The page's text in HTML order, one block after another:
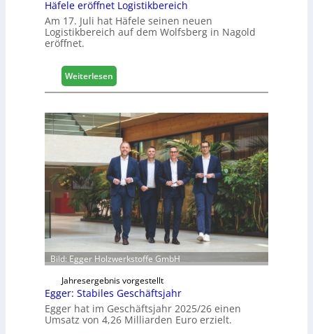
a
i
r
s
i
c
h
Häfele eröffnet Logistikbereich
Am 17. Juli hat Häfele seinen neuen
Logistikbereich auf dem Wolfsberg in Nagold
eröffnet.
Weiterlesen
H
f
e
l
e
e
r
ö
f
n
e
t
L
i
Bild: Egger Holzwerkstoffe GmbH
Jahresergebnis vorgestellt
Egger: Stabiles Geschäftsjahr
Egger hat im Geschäftsjahr 2025/26 einen
Umsatz von 4,26 Milliarden Euro erzielt.